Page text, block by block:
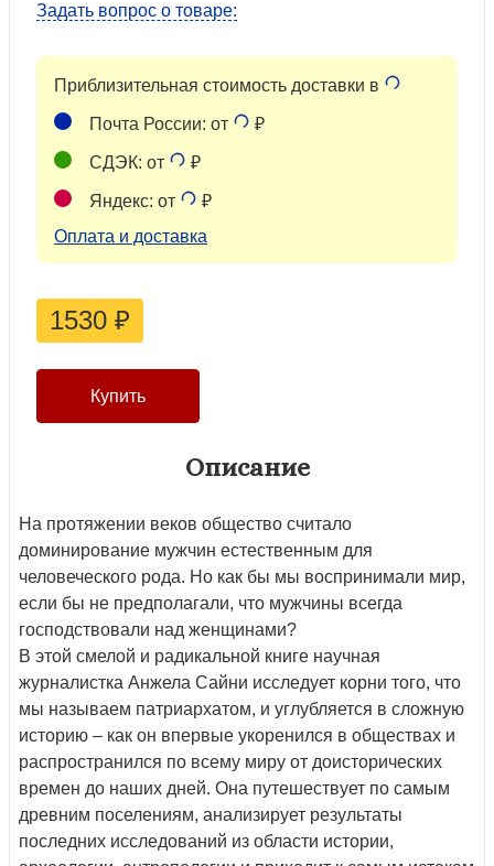
Задать вопрос о товаре:
Приблизительная стоимость доставки в
Почта России: от ₽
СДЭК: от ₽
Яндекс: от
₽
Оплата и доставка
1530 ₽
Описание
На протяжении веков общество считало
доминирование мужчин естественным для
человеческого рода. Но как бы мы воспринимали мир,
если бы не предполагали, что мужчины всегда
господствовали над женщинами?
В этой смелой и радикальной книге научная
журналистка Анжела Сайни исследует корни того, что
мы называем патриархатом, и углубляется в сложную
историю – как он впервые укоренился в обществах и
распространился по всему миру от доисторических
времен до наших дней. Она путешествует по самым
древним поселениям, анализирует результаты
последних исследований из области истории,